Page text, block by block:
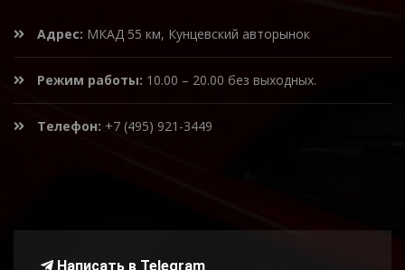
Адрес: МКАД 55 км, Кунцевский авторынок
Режим работы: 10.00 – 20.00 без выходных.
Телефон: +7 (495) 921-3449
Написать в Telegram